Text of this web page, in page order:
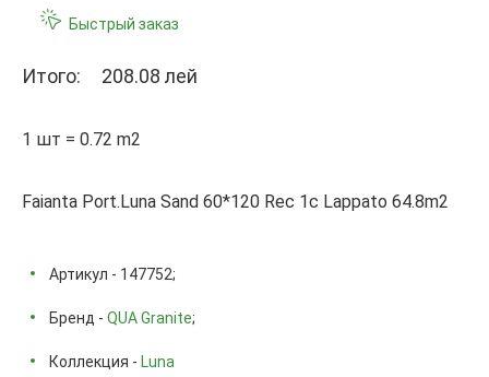
Быстрый заказ
Итого: 208.08 лей
1 шт = 0.72 m2
Faianta Port.Luna Sand 60*120 Rec 1с Lappato 64.8m2
Артикул - 147752;
Бренд - QUA Granite;
Коллекция - Luna